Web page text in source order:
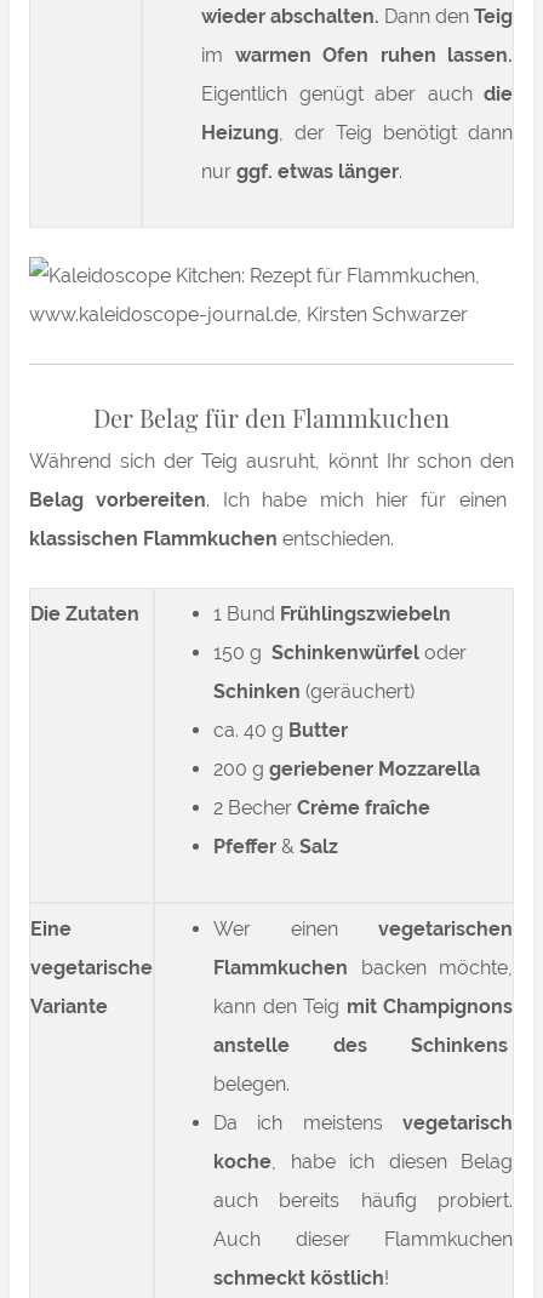
wieder abschalten. Dann den Teig
im warmen Ofen ruhen lassen.
Eigentlich genügt aber auch die
Heizung, der Teig benötigt dann
nur ggf. etwas länger.
Der Belag für den Flammkuchen
Während sich der Teig ausruht, könnt Ihr schon den
Belag vorbereiten. Ich habe mich hier für einen
klassischen Flammkuchen entschieden.
Die Zutaten 1 Bund Frühlingszwiebeln
150 g Schinkenwürfel oder
Schinken (geräuchert)
ca. 40 g Butter
200 g geriebener Mozzarella
2 Becher Crème fraîche
Pfeffer & Salz
Eine
vegetarische
Variante
Wer einen vegetarischen
Flammkuchen backen möchte,
kann den Teig mit Champignons
anstelle des Schinkens
belegen.
Da ich meistens vegetarisch
koche, habe ich diesen Belag
auch bereits häufig probiert.
Auch dieser Flammkuchen
schmeckt köstlich!